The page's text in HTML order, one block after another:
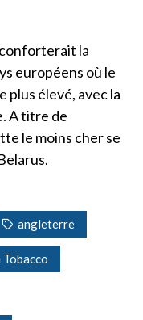
la
européens où le
plus élevé, avec la
A titre de
le moins cher se
angleterre